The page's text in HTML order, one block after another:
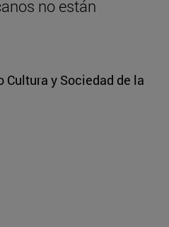
no están
y Sociedad de la